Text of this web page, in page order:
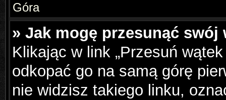
Góra
» Jak mogę przesunąć swój
Klikając w link „Przesuń
odkopać go na samą górę
nie widzisz takiego linku,